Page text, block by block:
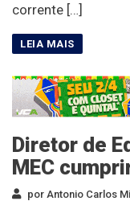
corrente […]
Diretor de
MEC
por Antonio Carlos